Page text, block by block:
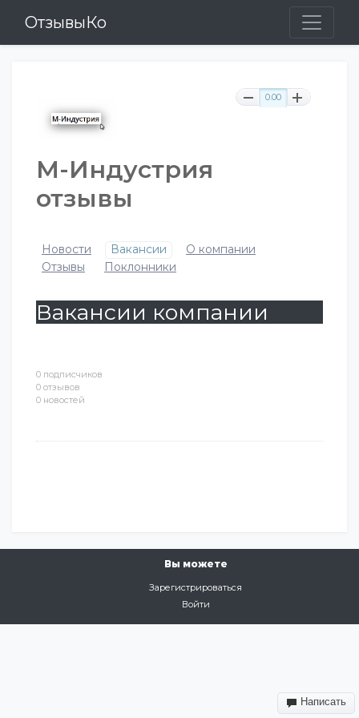
ОтзывыКо
0 подписчиков
0 отзывов
0 новостей
0.00
М-Индустрия
отзывы
Новости Вакансии
О компании
Отзывы
Поклонники
Вакансии компании
Вы можете
Зарегистрироваться
Войти
Написать